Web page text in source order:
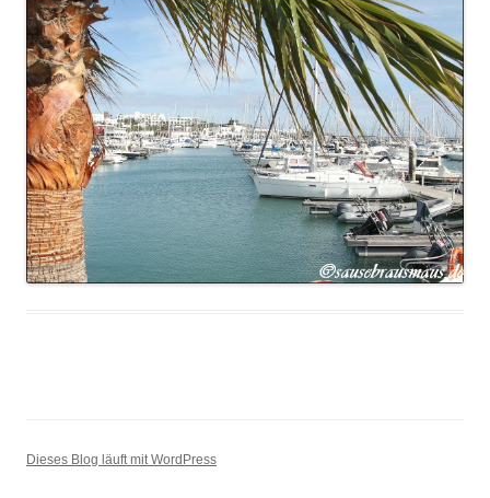
Dieses Blog läuft mit WordPress